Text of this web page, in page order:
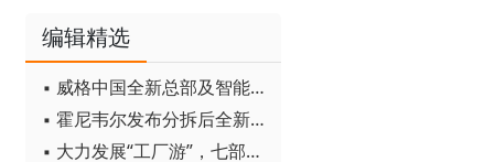
编辑精选
▪ 威格中国全新总部及智能工厂启用
▪ 霍尼韦尔发布分拆后全新品牌：霍尼韦尔科技与霍尼韦尔航空航天
▪ 大力发展“工厂游”，七部门联合发文！